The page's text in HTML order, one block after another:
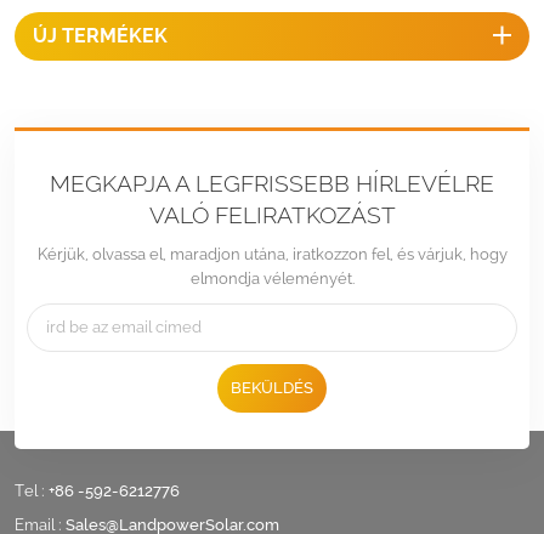
ÚJ TERMÉKEK
MEGKAPJA A LEGFRISSEBB HÍRLEVÉLRE
VALÓ FELIRATKOZÁST
Kérjük, olvassa el, maradjon utána, iratkozzon fel, és várjuk, hogy
elmondja véleményét.
BEKÜLDÉS
Tel : +86 -592-6212776
Email : Sales@LandpowerSolar.com